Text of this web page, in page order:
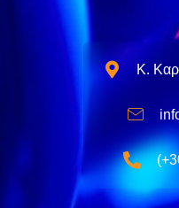
Κ.